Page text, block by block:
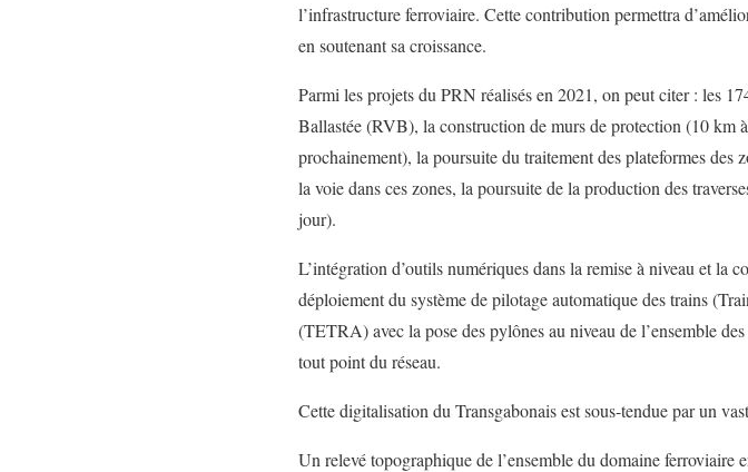
l’infrastructure ferroviaire. Cette contribution permettra
en soutenant sa croissance.
Parmi les projets du PRN réalisés en 2021, on peut citer : les
Ballastée (RVB), la construction de murs de protection (10 km
prochainement), la poursuite du traitement des plateformes des
la voie dans ces zones, la poursuite de la production des
jour).
L’intégration d’outils numériques dans la remise à niveau et la
déploiement du système de pilotage automatique des trains
(TETRA) avec la pose des pylônes au niveau de l’ensemble
tout point du réseau.
Cette digitalisation du Transgabonais est sous-tendue par un
Un relevé topographique de l’ensemble du domaine ferroviaire